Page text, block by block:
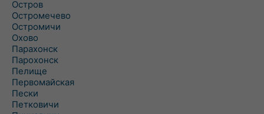
Остров
Остромечево
Остромичи
Охово
Парахонск
Парохонск
Пелище
Первомайская
Пески
Петковичи